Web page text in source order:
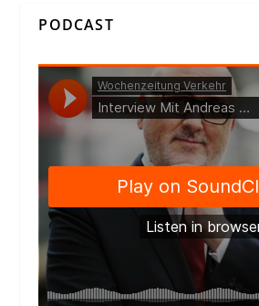
PODCAST